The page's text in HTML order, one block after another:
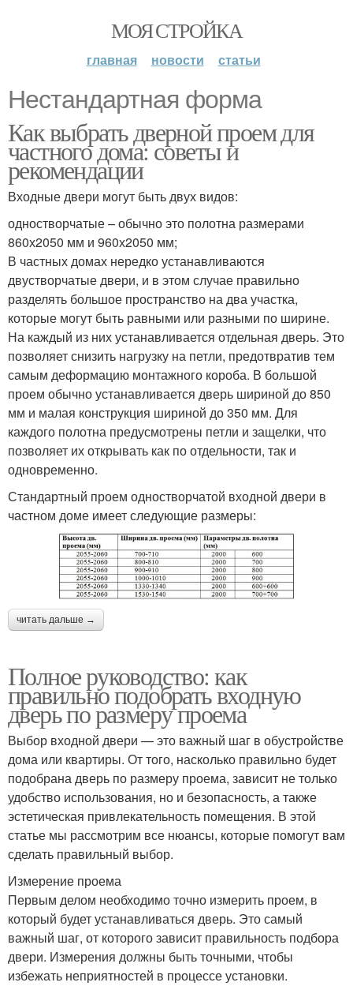
МОЯ СТРОЙКА
главная новости статьи
Нестандартная форма
Как выбрать дверной проем для
частного дома: советы и
рекомендации
Входные двери могут быть двух видов:
одностворчатые – обычно это полотна размерами
860х2050 мм и 960х2050 мм;
В частных домах нередко устанавливаются
двустворчатые двери, и в этом случае правильно
разделять большое пространство на два участка,
которые могут быть равными или разными по ширине.
На каждый из них устанавливается отдельная дверь. Это
позволяет снизить нагрузку на петли, предотвратив тем
самым деформацию монтажного короба. В большой
проем обычно устанавливается дверь шириной до 850
мм и малая конструкция шириной до 350 мм. Для
каждого полотна предусмотрены петли и защелки, что
позволяет их открывать как по отдельности, так и
одновременно.
Стандартный проем одностворчатой входной двери в
частном доме имеет следующие размеры:
читать дальше →
Полное руководство: как
правильно подобрать входную
дверь по размеру проема
Выбор входной двери — это важный шаг в обустройстве
дома или квартиры. От того, насколько правильно будет
подобрана дверь по размеру проема, зависит не только
удобство использования, но и безопасность, а также
эстетическая привлекательность помещения. В этой
статье мы рассмотрим все нюансы, которые помогут вам
сделать правильный выбор.
Измерение проема
Первым делом необходимо точно измерить проем, в
который будет устанавливаться дверь. Это самый
важный шаг, от которого зависит правильность подбора
двери. Измерения должны быть точными, чтобы
избежать неприятностей в процессе установки.